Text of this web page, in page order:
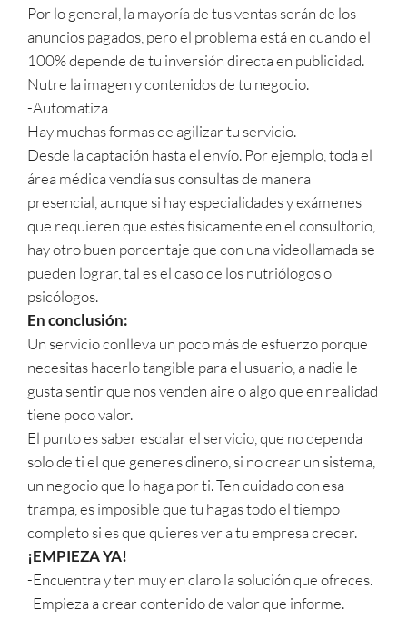
Por lo general, la mayoría de tus ventas serán de los
anuncios pagados, pero el problema está en cuando el
100% depende de tu inversión directa en publicidad.
Nutre la imagen y contenidos de tu negocio.
-Automatiza
Hay muchas formas de agilizar tu servicio.
Desde la captación hasta el envío. Por ejemplo, toda el
área médica vendía sus consultas de manera
presencial, aunque si hay especialidades y exámenes
que requieren que estés físicamente en el consultorio,
hay otro buen porcentaje que con una videollamada se
pueden lograr, tal es el caso de los nutriólogos o
psicólogos.
En conclusión:
Un servicio conlleva un poco más de esfuerzo porque
necesitas hacerlo tangible para el usuario, a nadie le
gusta sentir que nos venden aire o algo que en realidad
tiene poco valor.
El punto es saber escalar el servicio, que no dependa
solo de ti el que generes dinero, si no crear un sistema,
un negocio que lo haga por ti. Ten cuidado con esa
trampa, es imposible que tu hagas todo el tiempo
completo si es que quieres ver a tu empresa crecer.
¡EMPIEZA YA!
-Encuentra y ten muy en claro la solución que ofreces.
-Empieza a crear contenido de valor que informe.